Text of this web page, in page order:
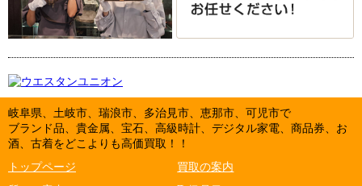
岐阜県、土岐市、瑞浪市、多治見市、恵那市、可児市で
ブランド品、貴金属、宝石、高級時計、デジタル家電、商品券、お
酒、古着をどこよりも高価買取！！
トップページ
買取の案内